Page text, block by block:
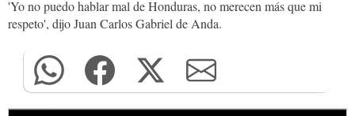
'Yo no puedo hablar mal de Honduras, no merecen más que mi
respeto', dijo Juan Carlos Gabriel de Anda.